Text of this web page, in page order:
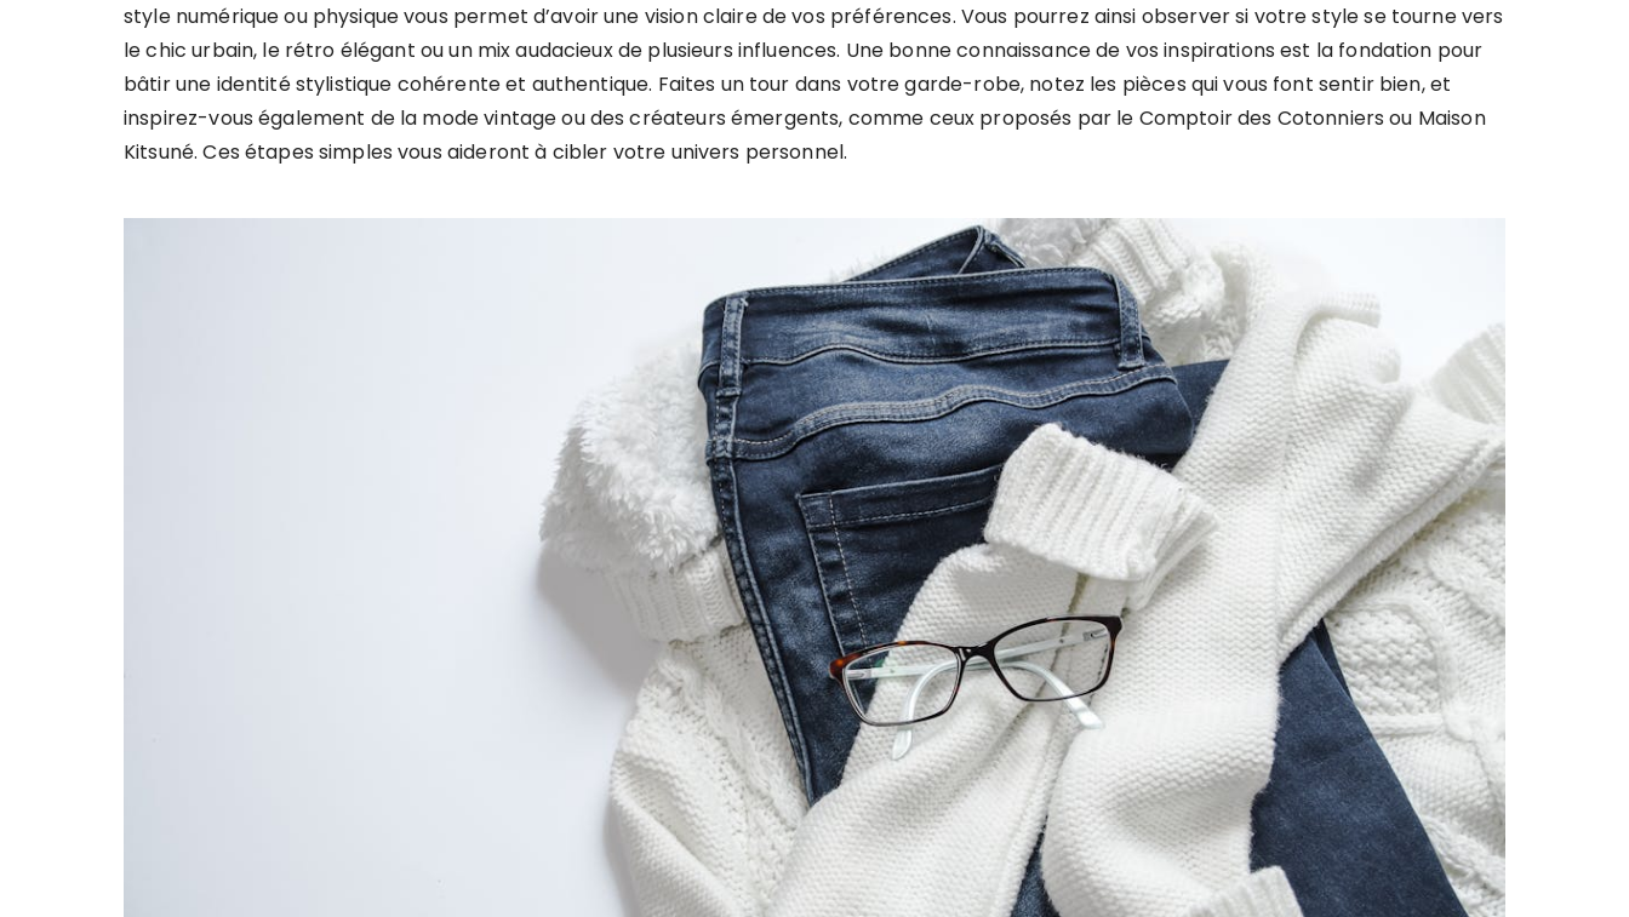
style numérique ou physique vous permet d’avoir une vision claire de vos préférences. Vous pourrez ainsi observer si votre style se tourne vers
le chic urbain, le rétro élégant ou un mix audacieux de plusieurs influences. Une bonne connaissance de vos inspirations est la fondation pour
bâtir une identité stylistique cohérente et authentique. Faites un tour dans votre garde-robe, notez les pièces qui vous font sentir bien, et
inspirez-vous également de la mode vintage ou des créateurs émergents, comme ceux proposés par le Comptoir des Cotonniers ou Maison
Kitsuné. Ces étapes simples vous aideront à cibler votre univers personnel.